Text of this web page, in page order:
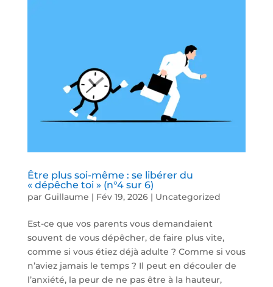
Être plus soi-même : se libérer du
« dépêche toi » (n°4 sur 6)
par Guillaume | Fév 19, 2026| Uncategorized
Est-ce que vos parents vous demandaient
souvent de vous dépêcher, de faire plus vite,
comme si vous étiez déjà adulte ? Comme si vous
n’aviez jamais le temps ? Il peut en découler de
l’anxiété, la peur de ne pas être à la hauteur,